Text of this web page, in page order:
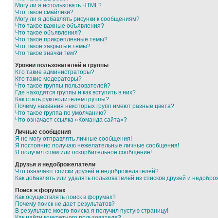
Могу ли я использовать HTML?
Что такое смайлики?
Могу ли я добавлять рисунки к сообщениям?
Что такое важные объявления?
Что такое объявления?
Что такое прикрепленные темы?
Что такое закрытые темы?
Что такое значки тем?
Уровни пользователей и группы
Кто такие администраторы?
Кто такие модераторы?
Что такое группы пользователей?
Где находятся группы и как вступить в них?
Как стать руководителем группы?
Почему названия некоторых групп имеют разные цвета?
Что такое группа по умолчанию?
Что означает ссылка «Команда сайта»?
Личные сообщения
Я не могу отправлять личные сообщения!
Я постоянно получаю нежелательные личные сообщения!
Я получил спам или оскорбительное сообщение!
Друзья и недоброжелатели
Что означают списки друзей и недоброжелателей?
Как добавлять или удалять пользователей из списков друзей и
Поиск в форумах
Как осуществлять поиск в форумах?
Почему поиск не дает результатов?
В результате моего поиска я получил пустую страницу!